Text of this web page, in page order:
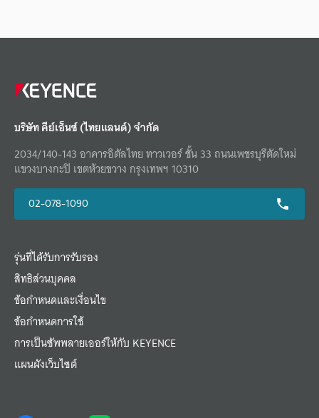
บริษัท คีย์เอ็นซ์ (ไทยแลนด์) จำกัด
2034/140-143 อาคารอิตัลไทย ทาวเวอร์ ชั้น 33 ถนนเพชรบุรีตัดใหม่
แขวงบางกะปิ เขตห้วยขวาง กรุงเทพฯ 10310
02-078-1090
รุ่นที่ได้รับการรับรอง
สิทธิส่วนบุคคล
ข้อกำหนดและเงื่อนไข
ข้อกำหนดการใช้
การเป็นซัพพลายเออร์ให้กับ KEYENCE
แผนผังเว็บไซต์